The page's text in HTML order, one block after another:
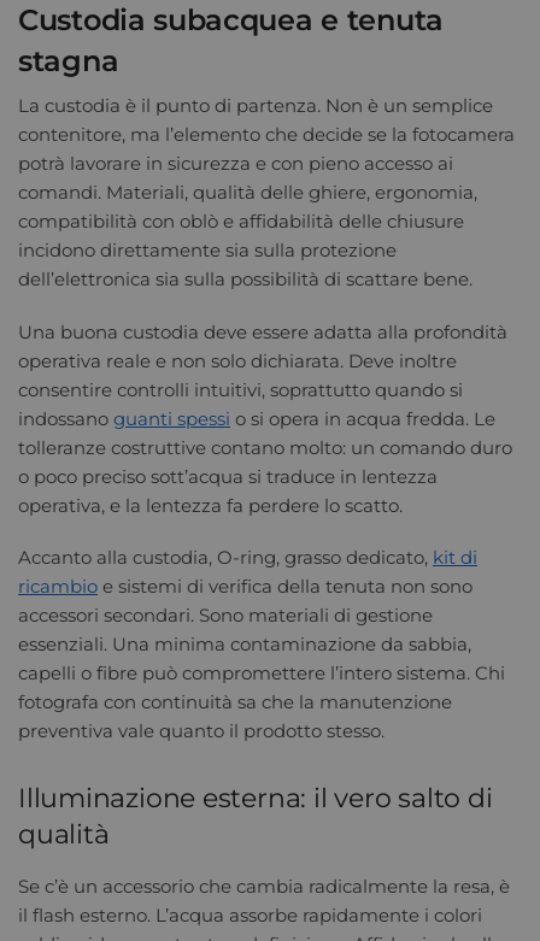
Custodia subacquea e tenuta
stagna
La custodia è il punto di partenza. Non è un semplice
contenitore, ma l’elemento che decide se la fotocamera
potrà lavorare in sicurezza e con pieno accesso ai
comandi. Materiali, qualità delle ghiere, ergonomia,
compatibilità con oblò e affidabilità delle chiusure
incidono direttamente sia sulla protezione
dell’elettronica sia sulla possibilità di scattare bene.
Una buona custodia deve essere adatta alla profondità
operativa reale e non solo dichiarata. Deve inoltre
consentire controlli intuitivi, soprattutto quando si
indossano guanti spessi o si opera in acqua fredda. Le
tolleranze costruttive contano molto: un comando duro
o poco preciso sott’acqua si traduce in lentezza
operativa, e la lentezza fa perdere lo scatto.
Accanto alla custodia, O-ring, grasso dedicato, kit di
ricambio e sistemi di verifica della tenuta non sono
accessori secondari. Sono materiali di gestione
essenziali. Una minima contaminazione da sabbia,
capelli o fibre può compromettere l’intero sistema. Chi
fotografa con continuità sa che la manutenzione
preventiva vale quanto il prodotto stesso.
Illuminazione esterna: il vero salto di
qualità
Se c’è un accessorio che cambia radicalmente la resa, è
il flash esterno. L’acqua assorbe rapidamente i colori